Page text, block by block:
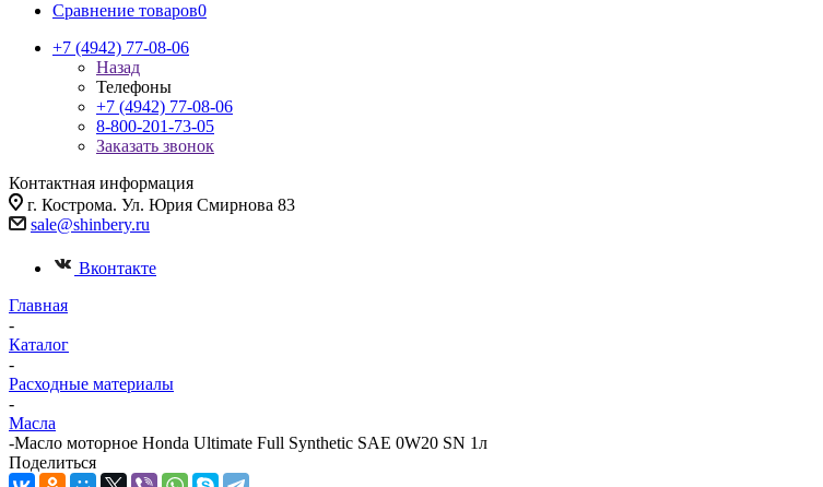
Сравнение товаров0
+7 (4942) 77-08-06
Назад
Телефоны
+7 (4942) 77-08-06
8-800-201-73-05
Заказать звонок
Контактная информация
г. Кострома. Ул. Юрия Смирнова 83
sale@shinbery.ru
Вконтакте
Главная
-
Каталог
-
Расходные материалы
-
Масла
-Масло моторное Honda Ultimate Full Synthetic SAE 0W20 SN 1л
Поделиться